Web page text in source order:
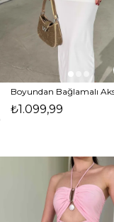
₺1.099,99